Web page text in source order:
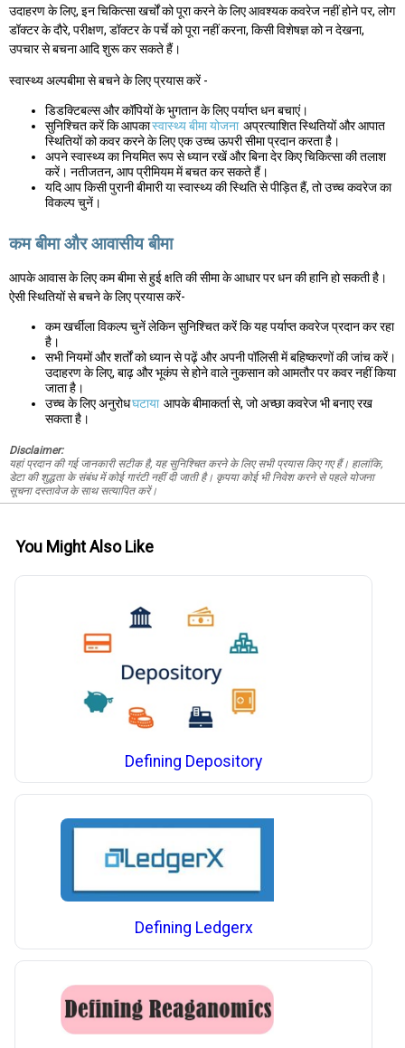
उदाहरण के लिए, इन चिकित्सा खर्चों को पूरा करने के लिए आवश्यक कवरेज नहीं होने पर, लोग
डॉक्टर के दौरे, परीक्षण, डॉक्टर के पर्चे को पूरा नहीं करना, किसी विशेषज्ञ को न देखना,
उपचार से बचना आदि शुरू कर सकते हैं।
स्वास्थ्य अल्पबीमा से बचने के लिए प्रयास करें -
डिडक्टिबल्स और कॉपियों के भुगतान के लिए पर्याप्त धन बचाएं।
सुनिश्चित करें कि आपकास्वास्थ्य बीमा योजना अप्रत्याशित स्थितियों और आपात
स्थितियों को कवर करने के लिए एक उच्च ऊपरी सीमा प्रदान करता है।
अपने स्वास्थ्य का नियमित रूप से ध्यान रखें और बिना देर किए चिकित्सा की तलाश
करें। नतीजतन, आप प्रीमियम में बचत कर सकते हैं।
यदि आप किसी पुरानी बीमारी या स्वास्थ्य की स्थिति से पीड़ित हैं, तो उच्च कवरेज का
विकल्प चुनें।
कम बीमा और आवासीय बीमा
आपके आवास के लिए कम बीमा से हुई क्षति की सीमा के आधार पर धन की हानि हो सकती है।
ऐसी स्थितियों से बचने के लिए प्रयास करें-
कम खर्चीला विकल्प चुनें लेकिन सुनिश्चित करें कि यह पर्याप्त कवरेज प्रदान कर रहा
है।
सभी नियमों और शर्तों को ध्यान से पढ़ें और अपनी पॉलिसी में बहिष्करणों की जांच करें।
उदाहरण के लिए, बाढ़ और भूकंप से होने वाले नुकसान को आमतौर पर कवर नहीं किया
जाता है।
उच्च के लिए अनुरोधघटाया आपके बीमाकर्ता से, जो अच्छा कवरेज भी बनाए रख
सकता है।
Disclaimer:
यहां प्रदान की गई जानकारी सटीक है, यह सुनिश्चित करने के लिए सभी प्रयास किए गए हैं। हालांकि,
डेटा की शुद्धता के संबंध में कोई गारंटी नहीं दी जाती है। कृपया कोई भी निवेश करने से पहले योजना
सूचना दस्तावेज के साथ सत्यापित करें।
You Might Also Like
Defining Depository
Defining Ledgerx